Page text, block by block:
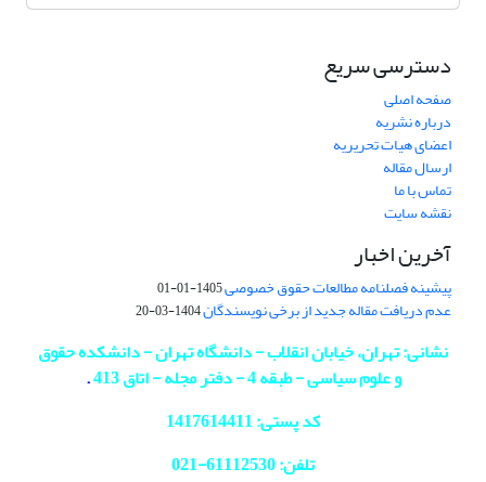
دسترسی سریع
صفحه اصلی
درباره نشریه
اعضای هیات تحریریه
ارسال مقاله
تماس با ما
نقشه سایت
آخرین اخبار
پیشینه فصلنامه مطالعات حقوق خصوصی1405-01-01
عدم دریافت مقاله جدید از برخی نویسندگان1404-03-20
نشانی: تهران، خیابان انقلاب - دانشگاه تهران - دانشکده حقوق
و علوم سیاسی - طبقه 4 - دفتر مجله - اتاق 413
.
کد پستی: 1417614411
تلفن: 61112530-
021